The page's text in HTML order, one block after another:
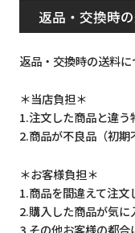
返品・交換時
返品・交換時の送料
＊当店負担＊
1.注文した商品と違う
2.商品が不良品（初
＊お客様負担＊
1.商品を間違えて注文
2.購入した商品が気に
3.その他お客様の都